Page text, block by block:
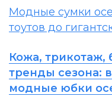
Модные сумки
тоутов до
Кожа, трикотаж,
тренды сезона:
модные юбки